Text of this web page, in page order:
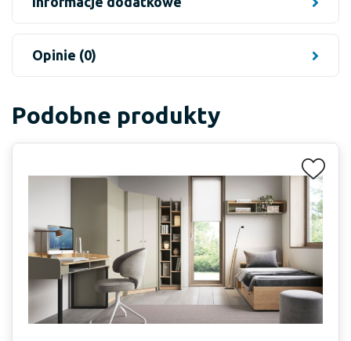
Opinie (0)
Podobne produkty